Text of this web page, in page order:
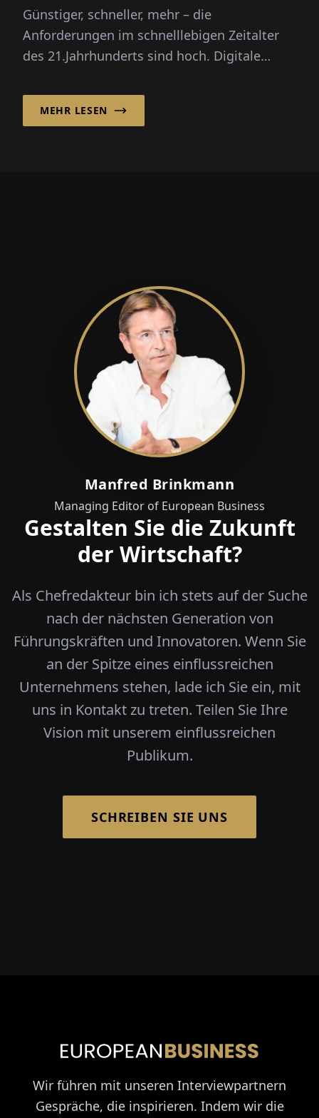
Günstiger, schneller, mehr – die
Anforderungen im schnelllebigen Zeitalter
des 21.Jahrhunderts sind hoch. Digitale
MEHR LESEN
Manfred Brinkmann
Managing Editor of European Business
Gestalten Sie die Zukunft
der Wirtschaft?
Als Chefredakteur bin ich stets auf der Suche
nach der nächsten Generation von
Führungskräften und Innovatoren. Wenn Sie
an der Spitze eines einflussreichen
Unternehmens stehen, lade ich Sie ein, mit
uns in Kontakt zu treten. Teilen Sie Ihre
Vision mit unserem einflussreichen
Publikum.
SCHREIBEN SIE UNS
Wir führen mit unseren Interviewpartnern
Gespräche, die inspirieren. Indem wir die